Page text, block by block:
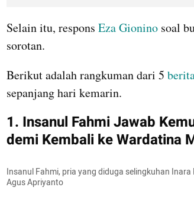
Selain itu, respons Eza Gionino soal
sorotan.
Berikut adalah rangkuman dari 5
sepanjang hari kemarin.
1. Insanul Fahmi Jawab
demi Kembali ke Wardatina
Insanul Fahmi, pria yang diduga selingkuhan
Agus Apriyanto